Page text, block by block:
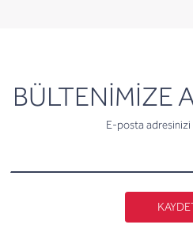
BÜLTENİMİZE
E-posta